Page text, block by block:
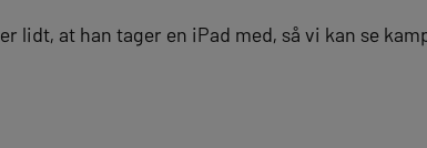
lidt, at han tager en iPad med, så vi kan se